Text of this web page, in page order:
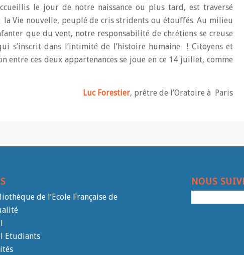
le jour de notre naissance ou plus tard, est traversé
Vie nouvelle, peuplé de cris stridents ou étouffés. Au milieu
que du vent, notre responsabilité de chrétiens se creuse
s’inscrit dans l’intimité de l’histoire humaine ! Citoyens et
ces deux appartenances se joue en ce 14 juillet, comme
Luc Forestier, prêtre de l’Oratoire à Paris
de l’Ecole Française de
Etudiants
NOUS